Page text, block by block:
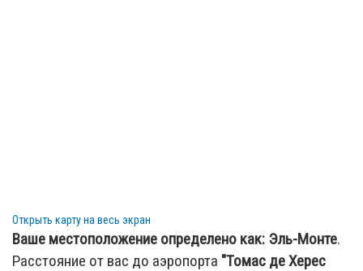
Открыть карту на весь экран
Ваше местоположение определено как: Эль-Монте.
Расстояние от вас до аэропорта "Томас де Херес